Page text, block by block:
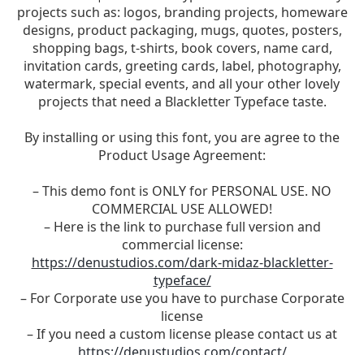
projects such as: logos, branding projects, homeware
designs, product packaging, mugs, quotes, posters,
shopping bags, t-shirts, book covers, name card,
invitation cards, greeting cards, label, photography,
watermark, special events, and all your other lovely
projects that need a Blackletter Typeface taste.
By installing or using this font, you are agree to the
Product Usage Agreement:
– This demo font is ONLY for PERSONAL USE. NO
COMMERCIAL USE ALLOWED!
– Here is the link to purchase full version and
commercial license:
https://denustudios.com/dark-midaz-blackletter-
typeface/
– For Corporate use you have to purchase Corporate
license
– If you need a custom license please contact us at
https://denustudios.com/contact/